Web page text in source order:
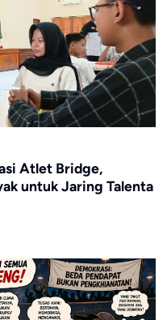
Atlet Bridge,
untuk Jaring Talenta